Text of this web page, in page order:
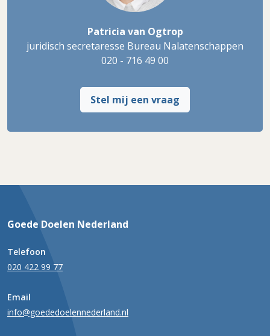
Patricia van Ogtrop
juridisch secretaresse Bureau Nalatenschappen
020 - 716 49 00
Stel mij een vraag
Goede Doelen Nederland
Telefoon
020 422 99 77
Email
info@goededoelennederland.nl